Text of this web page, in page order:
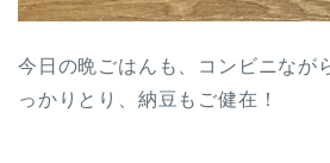
今日の晩ごはんも、コンビニなが
っかりとり、納豆もご健在！